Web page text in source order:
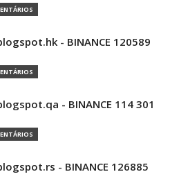
- BINANCE 120589
- BINANCE 114 301
- BINANCE 126885